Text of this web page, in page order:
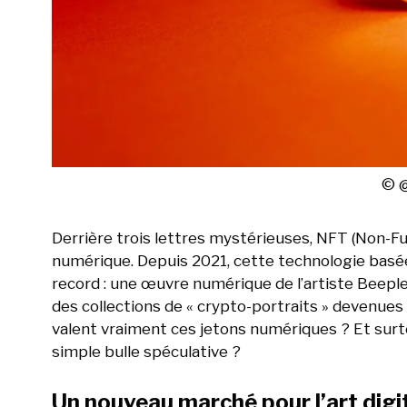
©
Derrière trois lettres mystérieuses, NFT (Non-
numérique. Depuis 2021, cette technologie
record : une œuvre numérique de l’artiste
des collections de « crypto-portraits » devenues
valent vraiment ces jetons numériques ? Et
simple bulle spéculative ?